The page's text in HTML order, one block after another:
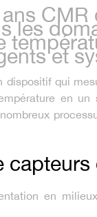
les
et
dispositif qui
en
en